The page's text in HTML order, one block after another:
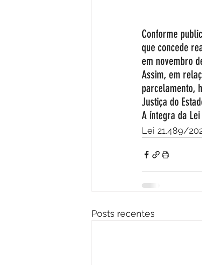
Conforme
que concede
em novembro
Assim, em
parcelamento,
Justiça do
A íntegra da
Lei 21.489/
Posts recentes